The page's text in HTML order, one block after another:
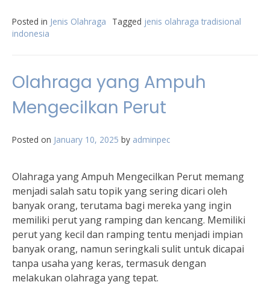
Posted in Jenis Olahraga Tagged jenis olahraga tradisional
indonesia
Olahraga yang Ampuh
Mengecilkan Perut
Posted on January 10, 2025 by adminpec
Olahraga yang Ampuh Mengecilkan Perut memang
menjadi salah satu topik yang sering dicari oleh
banyak orang, terutama bagi mereka yang ingin
memiliki perut yang ramping dan kencang. Memiliki
perut yang kecil dan ramping tentu menjadi impian
banyak orang, namun seringkali sulit untuk dicapai
tanpa usaha yang keras, termasuk dengan
melakukan olahraga yang tepat.